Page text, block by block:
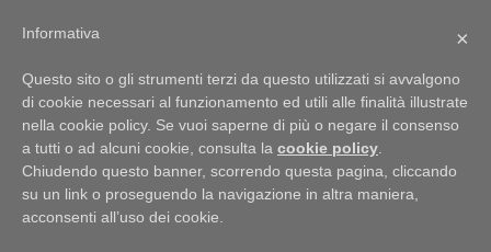
Menu
Un italiano
inutilmente
×
Informativa
Questo sito o gli strumenti terzi da questo utilizzati si avvalgono
di cookie necessari al funzionamento ed utili alle finalità illustrate
nella cookie policy. Se vuoi saperne di più o negare il consenso
a tutti o ad alcuni cookie, consulta la cookie policy
Chiudendo questo banner, scorrendo questa pagina, cliccando
su un link o proseguendo la navigazione in altra maniera,
acconsenti all’uso dei cookie.